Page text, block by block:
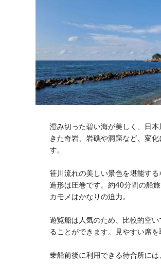
澄み切った碧い海が美しく、日
きた奇岩、岩礁や洞窟など、変
す。
笹川流れの美しい景色を堪能す
造形は圧巻です。約40分間の船
カモメはかなりの迫力。
遊覧船は人気のため、比較的空
ることができます。見やすい席
乗船前後に利用できる待合所に